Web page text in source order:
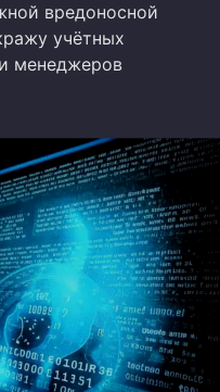
вредоносной
учётных
менеджеров